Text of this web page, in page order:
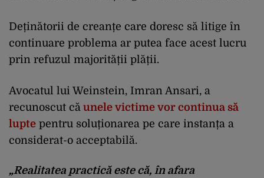
Deținătorii de creanțe care doresc să litige în
continuare problema ar putea face acest lucru
prin refuzul majorității plății.
Avocatul lui Weinstein, Imran Ansari, a
recunoscut că unele victime vor continua să
lupte pentru soluționarea pe care instanța a
considerat-o acceptabilă.
„Realitatea practică este că, în afara